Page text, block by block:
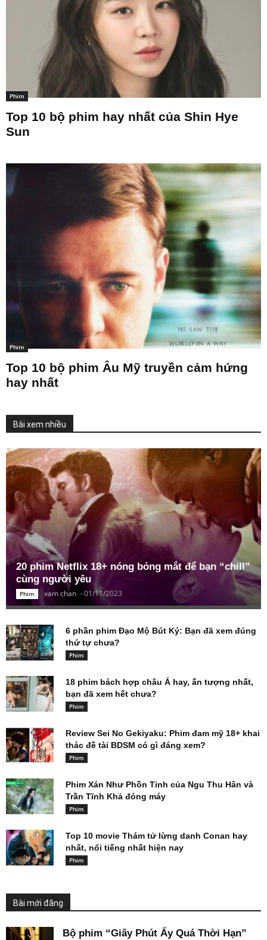
Phim
Top 10 bộ phim hay nhất của Shin Hye
Sun
Phim
Top 10 bộ phim Âu Mỹ truyền cảm hứng
hay nhất
Bài xem nhiều
20 phim Netflix 18+ nóng bỏng mắt để bạn “chill”
cùng người yêu
Phim xam chan -01/11/2023
6 phần phim Đạo Mộ Bút Ký: Bạn đã xem đúng
thứ tự chưa?
Phim
18 phim bách hợp châu Á hay, ấn tượng nhất,
bạn đã xem hết chưa?
Phim
Review Sei No Gekiyaku: Phim đam mỹ 18+ khai
thác đề tài BDSM có gì đáng xem?
Phim
Phim Xán Như Phồn Tinh của Ngu Thu Hân và
Trần Tĩnh Khả đóng máy
Phim
Top 10 movie Thám tử lừng danh Conan hay
nhất, nổi tiếng nhất hiện nay
Phim
Bài mới đăng
Bộ phim “Giây Phút Ấy Quá Thời Hạn”